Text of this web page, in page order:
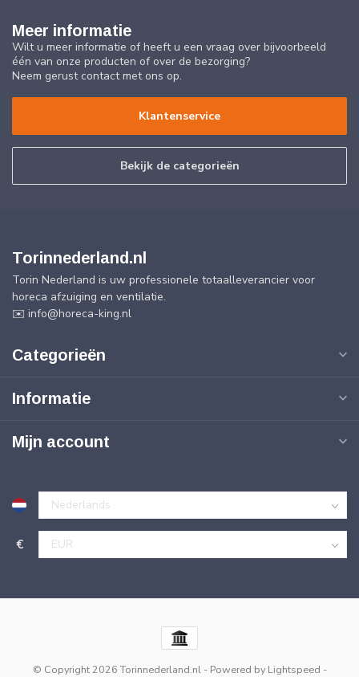
Meer informatie
Wilt u meer informatie of heeft u een vraag over bijvoorbeeld
één van onze producten of over de bezorging?
Neem gerust contact met ons op.
Klantenservice
Bekijk de categorieën
Torinnederland.nl
Torin Nederland is uw professionele totaalleverancier voor
horeca afzuiging en ventilatie.
✉️ info@horeca-king.nl
Categorieën
Informatie
Mijn account
€
© Copyright 2026 Torinnederland.nl- Powered by Lightspeed -